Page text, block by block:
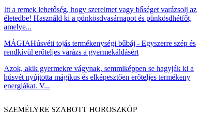
Itt a remek lehetőség, hogy szerelmet vagy bőséget varázsolj az
életedbe! Használd ki a pünkösdvasárnapot és pünkösdhétfőt,
amelye...
MÁGIAHúsvéti tojás termékenységi bűbáj - Egyszerre szép és
rendkívül erőteljes varázs a gyermekáldásért
Azok, akik gyermekre vágynak, semmiképpen se hagyják ki a
húsvét nyújtotta mágikus és elképesztően erőteljes termékeny
energiákat. V...
SZEMÉLYRE SZABOTT HOROSZKÓP